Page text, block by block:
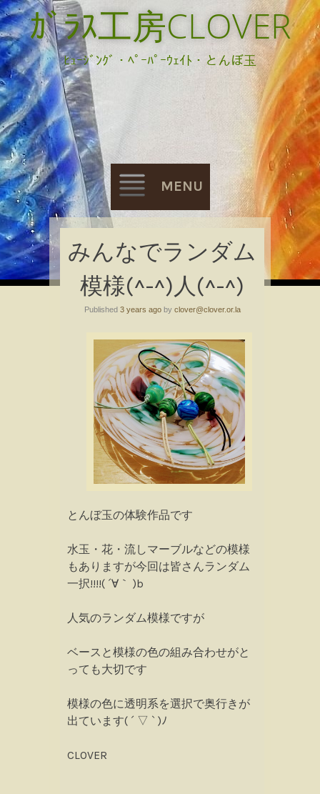
ｶﾞﾗｽ工房CLOVER
ﾋｭｰｼﾞﾝｸﾞ・ﾍﾟｰﾊﾟｰｳｪｲﾄ・とんぼ玉
MENU
Skip
to
content
みんなでランダム
模様(^-^)人(^-^)
Published 3 years agoby clover@clover.or.la
とんぼ玉の体験作品です
水玉・花・流しマーブルなどの模様
もありますが今回は皆さんランダム
一択!!!!( ´∀｀ )b
人気のランダム模様ですが
ベースと模様の色の組み合わせがと
っても大切です
模様の色に透明系を選択で奥行きが
出ています( ´ ▽ ` )ﾉ
CLOVER